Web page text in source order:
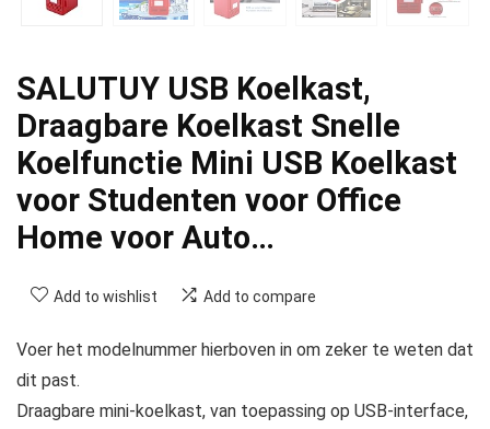
SALUTUY USB Koelkast,
Draagbare Koelkast Snelle
Koelfunctie Mini USB Koelkast
voor Studenten voor Office
Home voor Auto…
Add to wishlist Add to compare
Voer het modelnummer hierboven in om zeker te weten dat
dit past.
Draagbare mini-koelkast, van toepassing op USB-interface,